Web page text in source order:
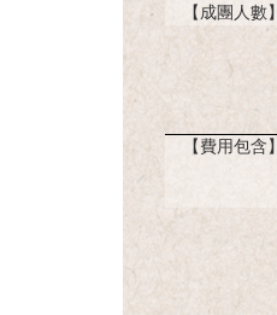
【成團人數】
【費用包含】